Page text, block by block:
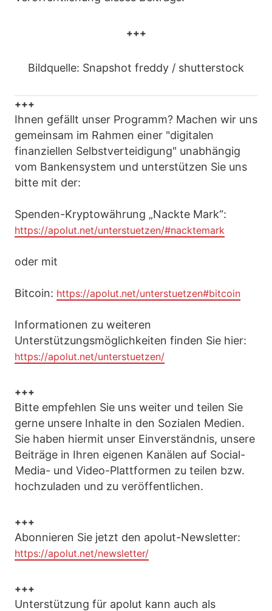
+++
Bildquelle: Snapshot freddy / shutterstock
+++
Ihnen gefällt unser Programm? Machen wir uns
gemeinsam im Rahmen einer "digitalen
finanziellen Selbstverteidigung" unabhängig
vom Bankensystem und unterstützen Sie uns
bitte mit der:
Spenden-Kryptowährung „Nackte Mark“:
https://apolut.net/unterstuetzen/#nacktemark
oder mit
Bitcoin: https://apolut.net/unterstuetzen#bitcoin
Informationen zu weiteren
Unterstützungsmöglichkeiten finden Sie hier:
https://apolut.net/unterstuetzen/
+++
Bitte empfehlen Sie uns weiter und teilen Sie
gerne unsere Inhalte in den Sozialen Medien.
Sie haben hiermit unser Einverständnis, unsere
Beiträge in Ihren eigenen Kanälen auf Social-
Media- und Video-Plattformen zu teilen bzw.
hochzuladen und zu veröffentlichen.
+++
Abonnieren Sie jetzt den apolut-Newsletter:
https://apolut.net/newsletter/
+++
Unterstützung für apolut kann auch als